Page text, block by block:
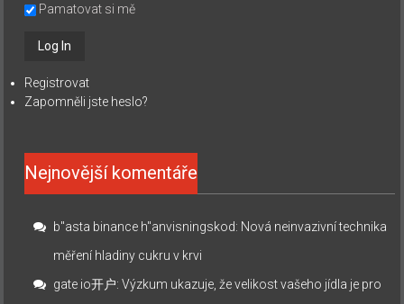
Pamatovat si mě
Registrovat
Zapomněli jste heslo?
Nejnovější komentáře
b"asta binance h"anvisningskod: Nová neinvazivní technika
měření hladiny cukru v krvi
gate io开户:Výzkum ukazuje, že velikost vašeho jídla je pro